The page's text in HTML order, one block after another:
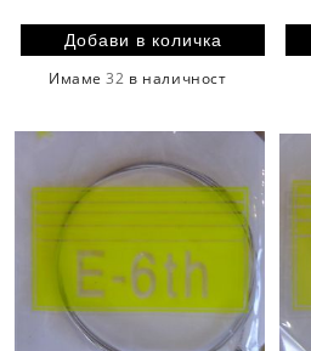
Имаме32 в наличност